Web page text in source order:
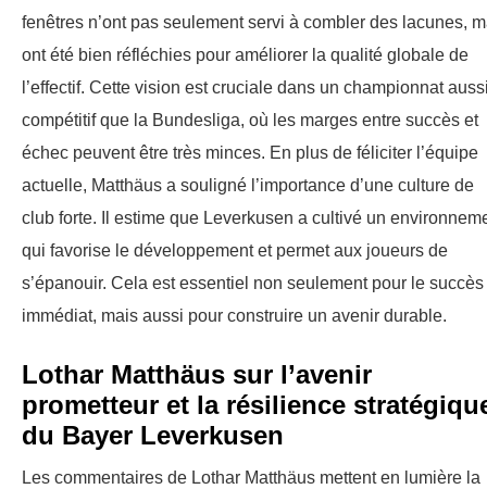
fenêtres n’ont pas seulement servi à combler des lacunes,
ont été bien réfléchies pour améliorer la qualité globale de
l’effectif. Cette vision est cruciale dans un championnat
compétitif que la Bundesliga, où les marges entre succès et
échec peuvent être très minces. En plus de féliciter l’équipe
actuelle, Matthäus a souligné l’importance d’une culture de
club forte. Il estime que Leverkusen a cultivé un
qui favorise le développement et permet aux joueurs de
s’épanouir. Cela est essentiel non seulement pour le succès
immédiat, mais aussi pour construire un avenir durable.
Lothar Matthäus sur l’avenir
prometteur et la résilience
du Bayer Leverkusen
Les commentaires de Lothar Matthäus mettent en lumière la